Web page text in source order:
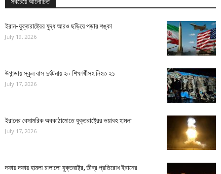
ইরান-যুক্তরাষ্ট্রের যুদ্ধ আরও ছড়িয়ে পড়ার শঙ্কা
July 19, 2026
উগান্ডায় স্কুল বাস দুর্ঘটনায় ২০ শিক্ষার্থীসহ নিহত ২১
July 17, 2026
ইরানের বেসামরিক অবকাঠামোতে যুক্তরাষ্ট্রের ভয়াবহ হামলা
July 17, 2026
দফায় দফায় হামলা চালালো যুক্তরাষ্ট্র, তীব্র প্রতিরোধ ইরানের